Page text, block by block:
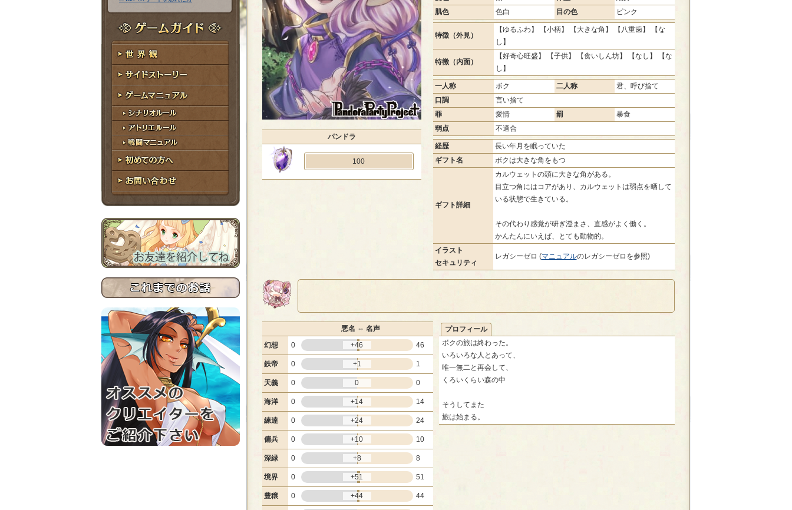
ア
ド
レ
ス
ー
ド
ゲームガイド
世界観
サイドストーリー
ゲームマニュアル
シナリオルール
アトリエルール
戦闘マニュアル
初めての方へ
お問い合わせ
パンドラ
100
肌色
色白 目の色 ピンク
特徴（外見）
【ゆるふわ】 【小柄】 【大きな角】 【八重歯】 【な
し】
特徴（内面）
【好奇心旺盛】 【子供】 【食いしん坊】 【なし】 【な
し】
一人称 ボク 二人称
君、呼び捨て
口調
言い捨て
罪
愛情 罰
暴食
弱点
不適合
経歴
長い年月を眠っていた
ギフト名
ボクは大きな角をもつ
ギフト詳細
カルウェットの頭に大きな角がある。
目立つ角にはコアがあり、カルウェットは弱点を晒して
いる状態で生きている。
その代わり感覚が研ぎ澄まさ、直感がよく働く。
かんたんにいえば、とても動物的。
イラスト
セキュリティ
レガシーゼロ (マニュアルのレガシーゼロを参照)
悪名 ⇔ 名声
幻想
0 +46 46
鉄帝 0 +1 1
天義 0 0 0
海洋 0 +14 14
練達 0 +24 24
傭兵 0 +10 10
深緑 0 +8 8
境界 0 +51 51
豊穣 0 +44 44
プロフィール
ボクの旅は終わった。
いろいろな人とあって、
唯一無二と再会して、
くろいくらい森の中
そうしてまた
旅は始まる。